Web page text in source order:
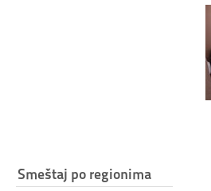
Smeštaj po regionima